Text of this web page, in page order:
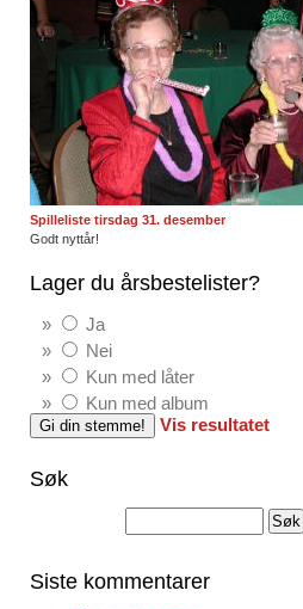
Spilleliste tirsdag 31. desember
Godt nyttår!
Lager du årsbestelister?
Ja
Nei
Kun med låter
Kun med album
Vis resultatet
Søk
Siste kommentarer